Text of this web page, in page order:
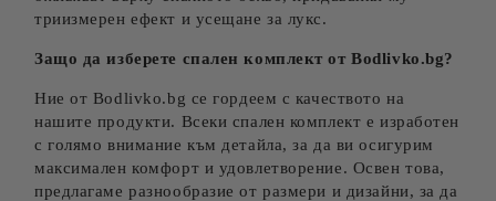
триизмерен ефект и усещане за лукс.
Защо да изберете спален комплект от Bodlivko.bg?
Ние от Bodlivko.bg се гордеем с качеството на
нашите продукти. Всеки спален комплект е изработен
с голямо внимание към детайла, за да ви осигурим
максимален комфорт и удовлетворение. Освен това,
предлагаме разнообразие от размери и дизайни, за да